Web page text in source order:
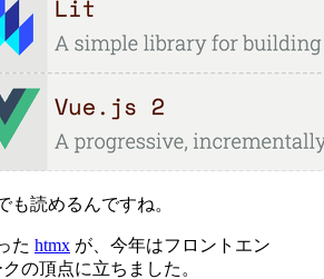
も読めるんですね。
た htmx が、今年はフロントエン
の頂点に立ちました。